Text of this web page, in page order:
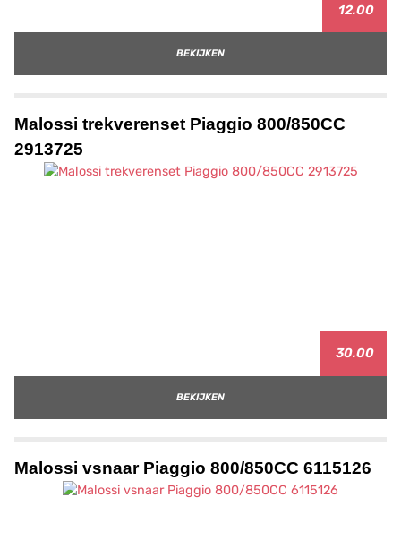
12.00
BEKIJKEN
Malossi trekverenset Piaggio 800/850CC
2913725
30.00
BEKIJKEN
Malossi vsnaar Piaggio 800/850CC 6115126